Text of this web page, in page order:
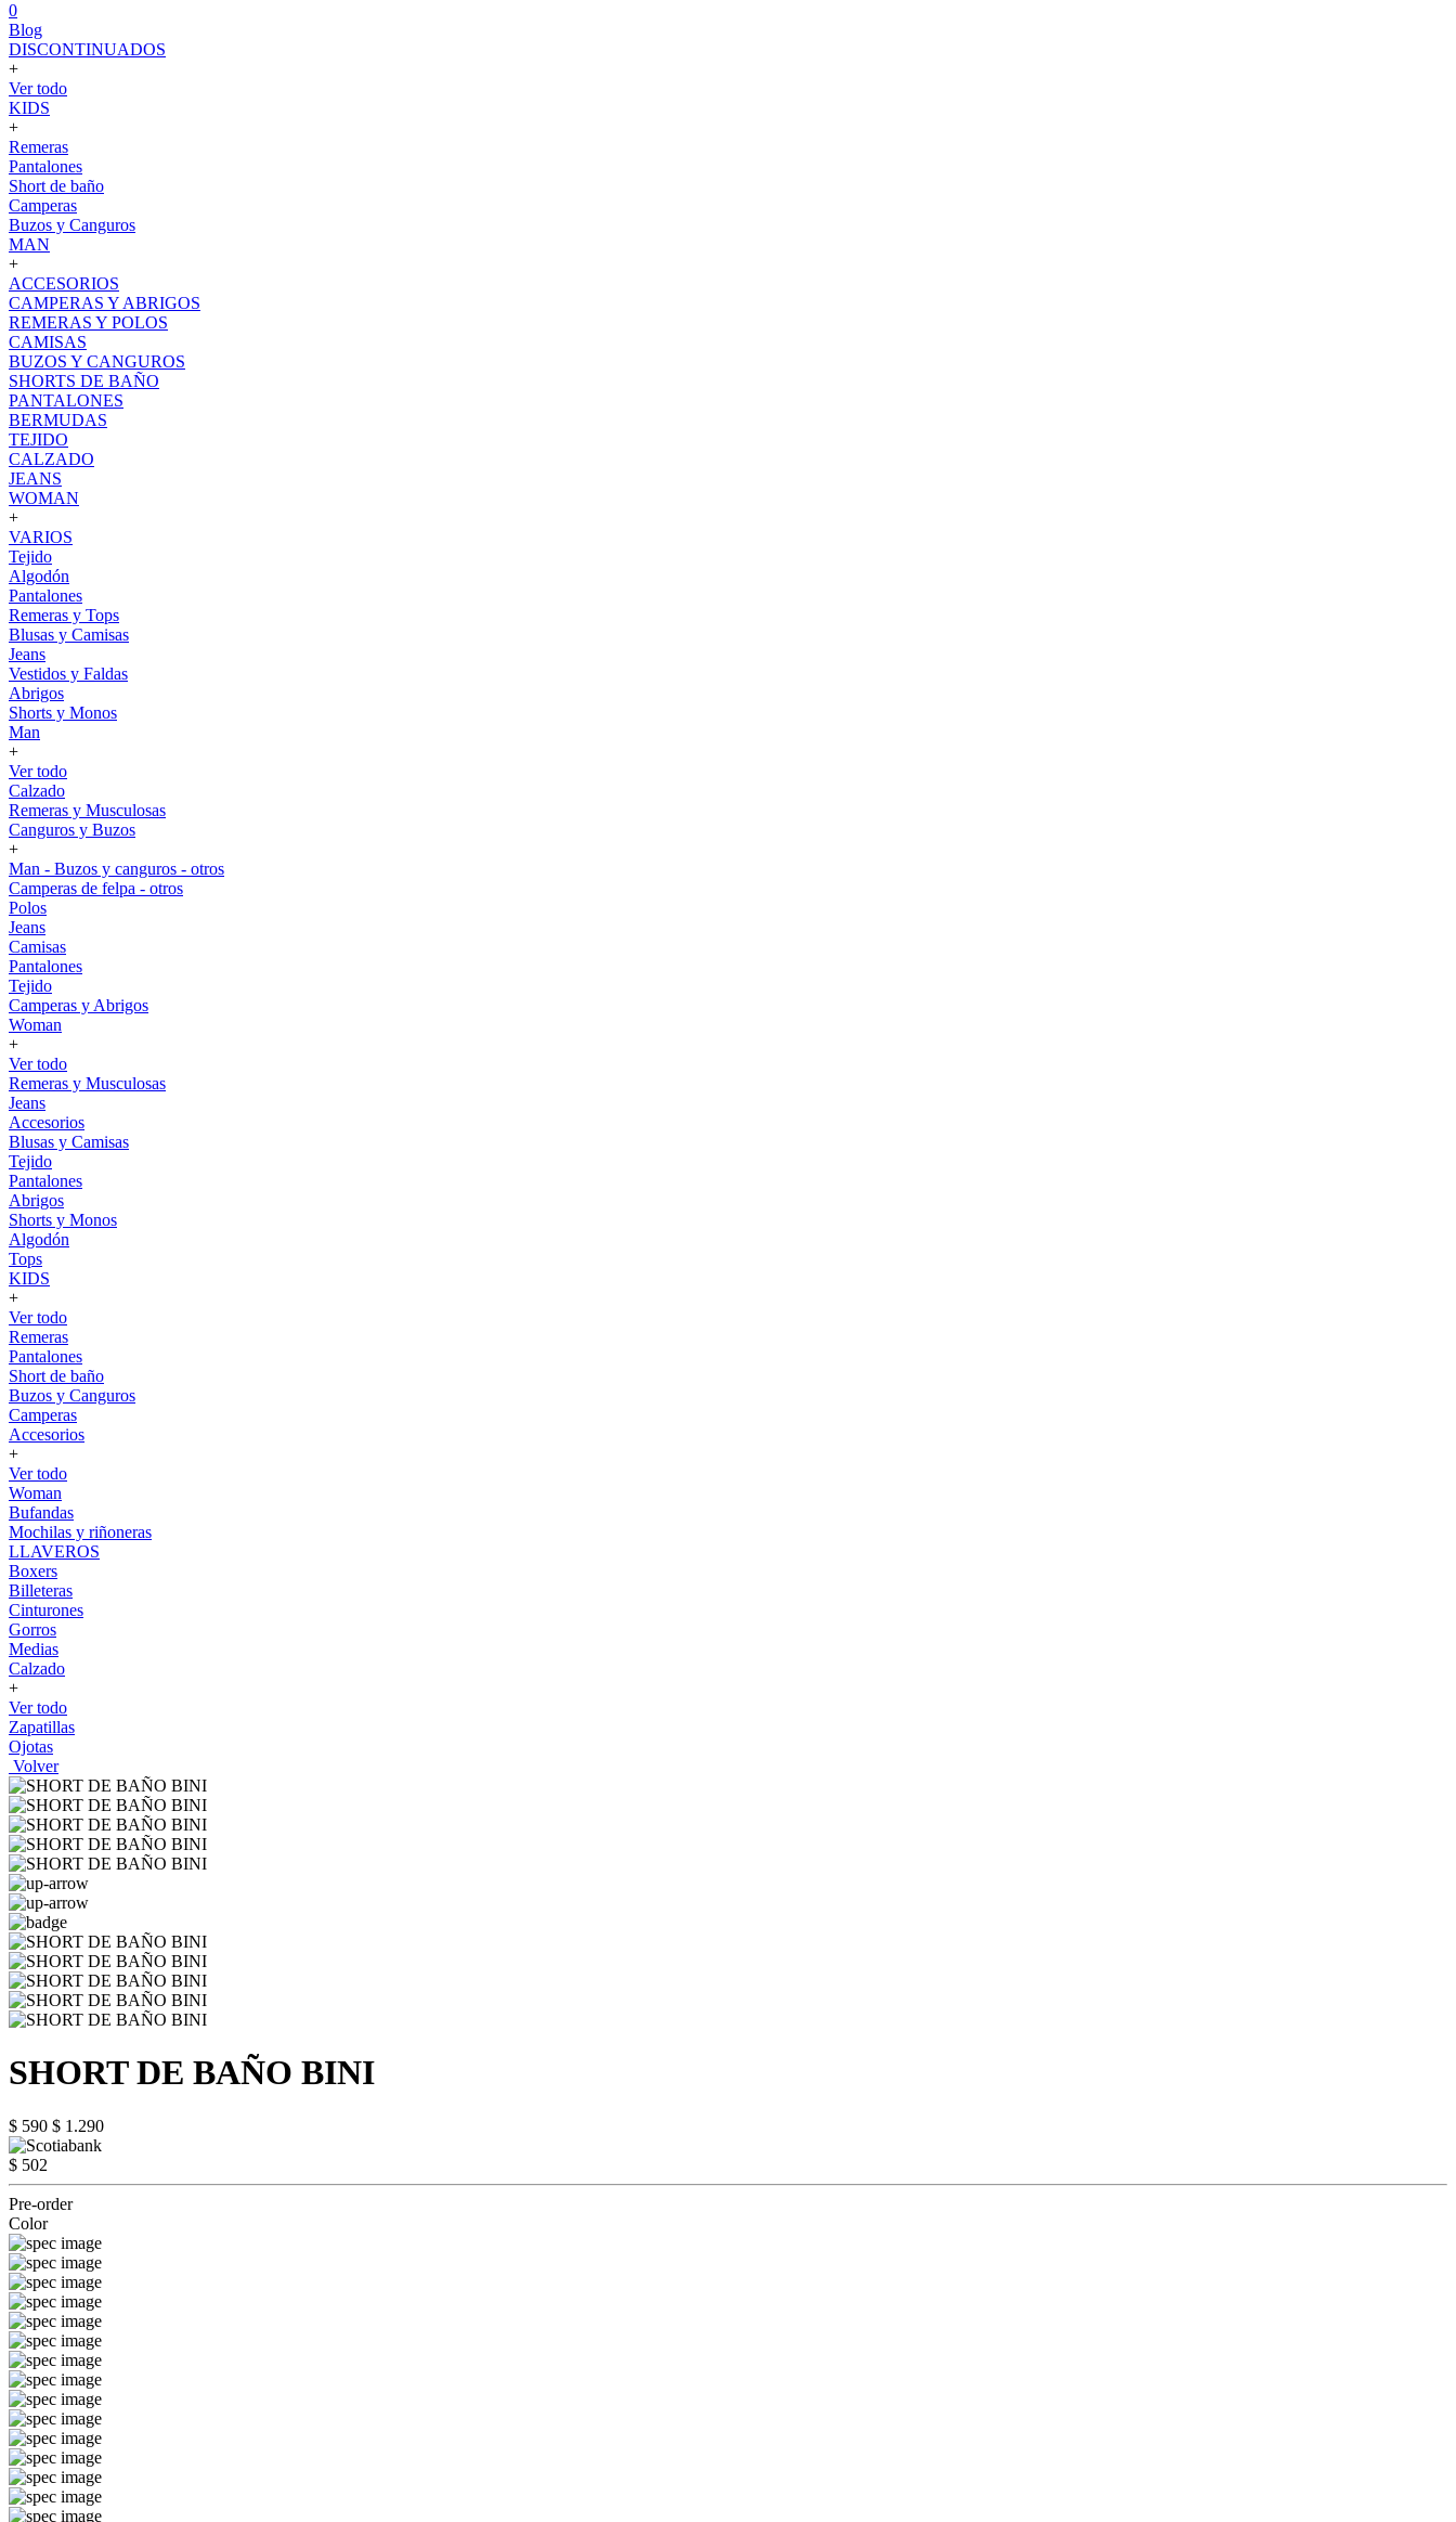
0
Blog
DISCONTINUADOS
+
Ver todo
KIDS
+
Remeras
Pantalones
Short de baño
Camperas
Buzos y Canguros
MAN
+
ACCESORIOS
CAMPERAS Y ABRIGOS
REMERAS Y POLOS
CAMISAS
BUZOS Y CANGUROS
SHORTS DE BAÑO
PANTALONES
BERMUDAS
TEJIDO
CALZADO
JEANS
WOMAN
+
VARIOS
Tejido
Algodón
Pantalones
Remeras y Tops
Blusas y Camisas
Jeans
Vestidos y Faldas
Abrigos
Shorts y Monos
Man
+
Ver todo
Calzado
Remeras y Musculosas
Canguros y Buzos
+
Man - Buzos y canguros - otros
Camperas de felpa - otros
Polos
Jeans
Camisas
Pantalones
Tejido
Camperas y Abrigos
Woman
+
Ver todo
Remeras y Musculosas
Jeans
Accesorios
Blusas y Camisas
Tejido
Pantalones
Abrigos
Shorts y Monos
Algodón
Tops
KIDS
+
Ver todo
Remeras
Pantalones
Short de baño
Buzos y Canguros
Camperas
Accesorios
+
Ver todo
Woman
Bufandas
Mochilas y riñoneras
LLAVEROS
Boxers
Billeteras
Cinturones
Gorros
Medias
Calzado
+
Ver todo
Zapatillas
Ojotas
Volver
SHORT DE BAÑO BINI
$ 590 $ 1.290
$ 502
Pre-order
Color